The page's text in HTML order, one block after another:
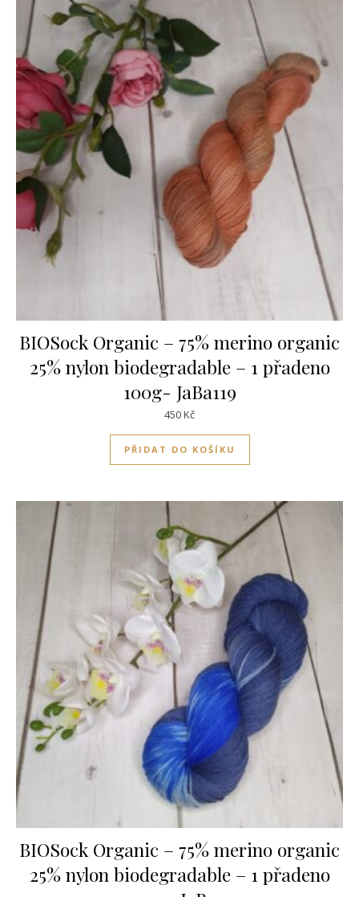
BIOSock Organic – 75% merino organic
25% nylon biodegradable – 1 přadeno
100g- JaBa119
450Kč
PŘIDAT DO KOŠÍKU
BIOSock Organic – 75% merino organic
25% nylon biodegradable – 1 přadeno